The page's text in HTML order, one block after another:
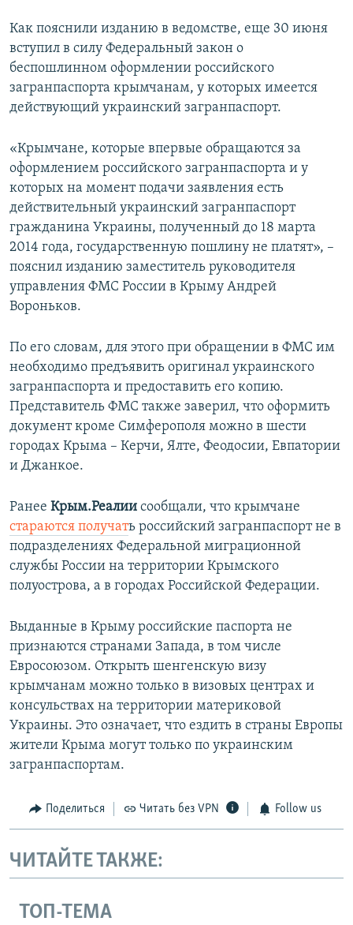
Как пояснили изданию в ведомстве, еще 30 июня
вступил в силу Федеральный закон о
беспошлинном оформлении российского
загранпаспорта крымчанам, у которых имеется
действующий украинский загранпаспорт.
«Крымчане, которые впервые обращаются за
оформлением российского загранпаспорта и у
которых на момент подачи заявления есть
действительный украинский загранпаспорт
гражданина Украины, полученный до 18 марта
2014 года, государственную пошлину не платят», –
пояснил изданию заместитель руководителя
управления ФМС России в Крыму Андрей
Вороньков.
По его словам, для этого при обращении в ФМС им
необходимо предъявить оригинал украинского
загранпаспорта и предоставить его копию.
Представитель ФМС также заверил, что оформить
документ кроме Симферополя можно в шести
городах Крыма – Керчи, Ялте, Феодосии, Евпатории
и Джанкое.
Ранее Крым.Реалии сообщали, что крымчане
стараются получать российский загранпаспорт не в
подразделениях Федеральной миграционной
службы России на территории Крымского
полуострова, а в городах Российской Федерации.
Выданные в Крыму российские паспорта не
признаются странами Запада, в том числе
Евросоюзом. Открыть шенгенскую визу
крымчанам можно только в визовых центрах и
консульствах на территории материковой
Украины. Это означает, что ездить в страны Европы
жители Крыма могут только по украинским
загранпаспортам.
Поделиться Читать без VPN Follow us
ЧИТАЙТЕ ТАКЖЕ:
ТОП-ТЕМА